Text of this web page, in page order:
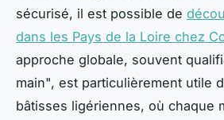
sécurisé, il est possible de
dans les Pays de la Loire chez
approche globale, souvent
main", est particulièrement utile
bâtisses ligériennes, où chaque